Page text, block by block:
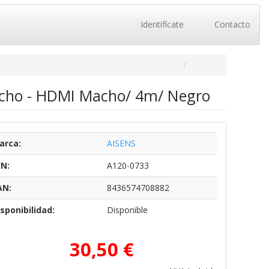
Identifícate Contacto
- HDMI Macho/ 4m/ Negro
AISENS
A120-0733
8436574708882
Disponible
30,50 €